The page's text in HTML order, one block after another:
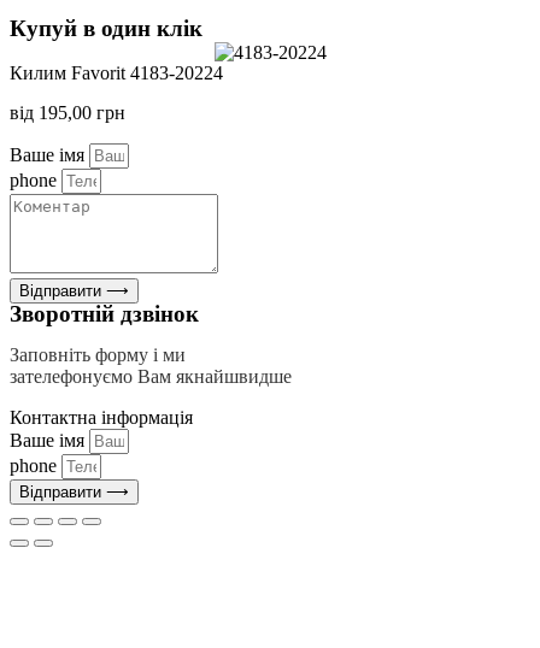
Купуй в один клік
Килим Favorit 4183-20224
від 195,00 грн
Ваше імя
phone
Відправити ⟶
Зворотній дзвінок
Заповніть форму і ми
зателефонуємо Вам якнайшвидше
Контактна інформація
Ваше імя
phone
Відправити ⟶